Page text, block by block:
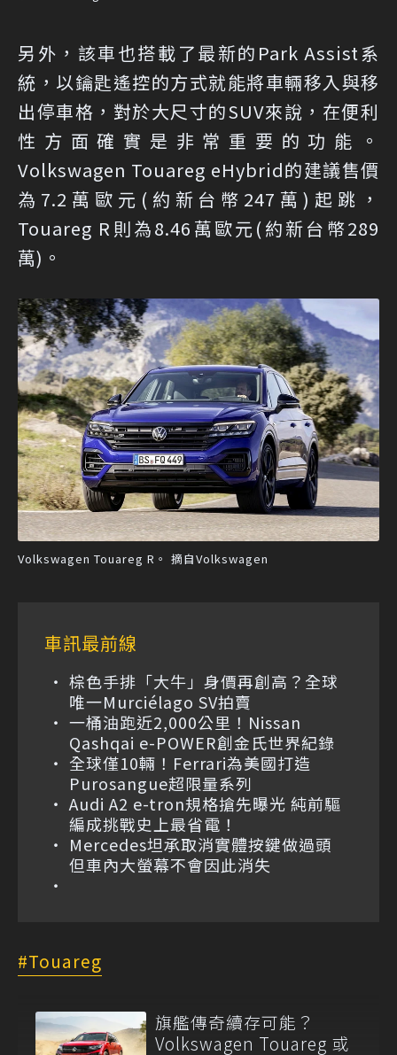
另外，該車也搭載了最新的Park Assist系
統，以鑰匙遙控的方式就能將車輛移入與移
出停車格，對於大尺寸的SUV來說，在便利
性方面確實是非常重要的功能。
Volkswagen Touareg eHybrid的建議售價
為7.2萬歐元(約新台幣247萬)起跳，
Touareg R則為8.46萬歐元(約新台幣289
萬)。
Volkswagen Touareg R。 摘自Volkswagen
車訊最前線
棕色手排「大牛」身價再創高？全球
唯一Murciélago SV拍賣
一桶油跑近2,000公里！Nissan
Qashqai e-POWER創金氏世界紀錄
全球僅10輛！Ferrari為美國打造
Purosangue超限量系列
Audi A2 e-tron規格搶先曝光 純前驅
編成挑戰史上最省電！
Mercedes坦承取消實體按鍵做過頭
但車內大螢幕不會因此消失
Touareg
旗艦傳奇續存可能？
Volkswagen Touareg 或